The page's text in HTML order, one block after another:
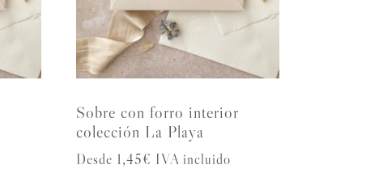
Sobre con forro interior
colección La Playa
Desde 1,45€ IVA incluido